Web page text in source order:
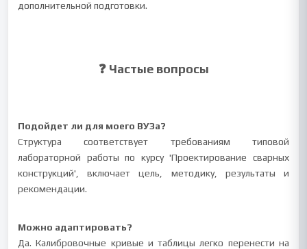
дополнительной подготовки.
❓ Частые вопросы
Подойдет ли для моего ВУЗа?
Структура соответствует требованиям типовой
лабораторной работы по курсу 'Проектирование сварных
конструкций', включает цель, методику, результаты и
рекомендации.
Можно адаптировать?
Да. Калибровочные кривые и таблицы легко перенести на